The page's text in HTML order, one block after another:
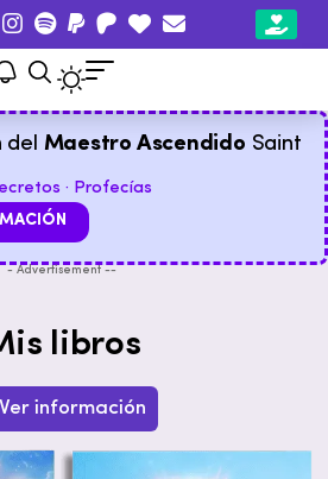
del Maestro Ascendido Saint
· Profecías
- Advertisement --
libros
Ver información